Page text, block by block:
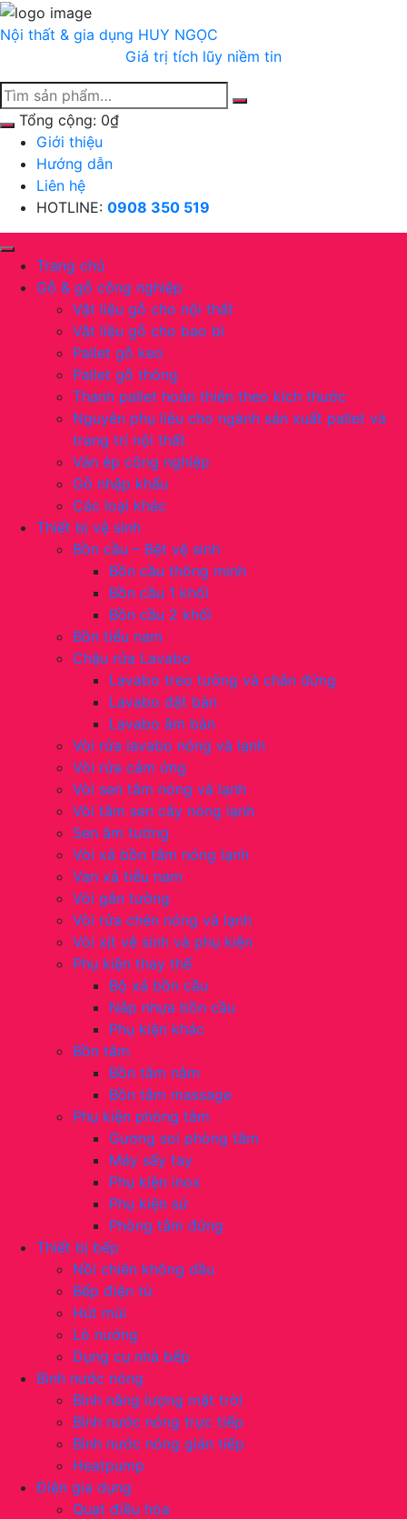
Chuyển
tới
Nội thất & gia dụng HUY NGỌC
Giá trị tích lũy niềm tin
Tổng cộng: 0₫
Giới thiệu
Hướng dẫn
Liên hệ
HOTLINE: 0908 350 519
Trang chủ
Gỗ & gỗ công nghiệp
Vật liệu gỗ cho nội thất
Vật liệu gỗ cho bao bì
Pallet gỗ keo
Pallet gỗ thông
Thanh pallet hoàn thiện theo kích thước
Nguyên phụ liệu cho ngành sản xuất pallet và
trang trí nội thất
Ván ép công nghiệp
Gỗ nhập khẩu
Các loại khác
Thiết bị vệ sinh
Bồn cầu – Bệt vệ sinh
Bồn cầu thông minh
Bồn cầu 1 khối
Bồn cầu 2 khối
Bồn tiểu nam
Chậu rửa Lavabo
Lavabo treo tường và chân đứng
Lavabo đặt bàn
Lavabo âm bàn
Vòi rửa lavabo nóng và lạnh
Vòi rửa cảm ứng
Vòi sen tắm nóng và lạnh
Vòi tắm sen cây nóng lạnh
Sen âm tường
Vòi xả bồn tắm nóng lạnh
Van xả tiểu nam
Vòi gắn tường
Vòi rửa chén nóng và lạnh
Vòi xịt vệ sinh và phụ kiện
Phụ kiện thay thế
Bộ xả bồn cầu
Nắp nhựa bồn cầu
Phụ kiện khác
Bồn tắm
Bồn tắm nằm
Bồn tắm massage
Phụ kiện phòng tắm
Gương soi phòng tắm
Máy sấy tay
Phụ kiện inox
Phụ kiện sứ
Phòng tắm đứng
Thiết bị bếp
Nồi chiên không dầu
Bếp điện từ
Hút mùi
Lò nướng
Dụng cụ nhà bếp
Bình nước nóng
Bình năng lượng mặt trời
Bình nước nóng trực tiếp
Bình nước nóng gián tiếp
Heatpump
Điện gia dụng
Quạt điều hòa